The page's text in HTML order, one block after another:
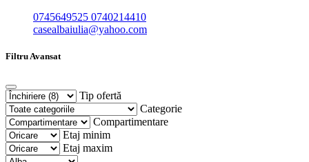
0745649525 0740214410
casealbaiulia@yahoo.com
Filtru Avansat
Tip ofertă
Categorie
Compartimentare
Etaj minim
Etaj maxim